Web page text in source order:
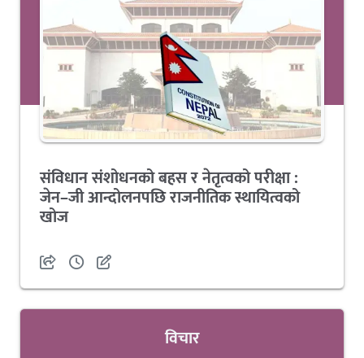
संविधान संशोधनको बहस र नेतृत्वको परीक्षा :
जेन–जी आन्दोलनपछि राजनीतिक स्थायित्वको
खोज
विचार